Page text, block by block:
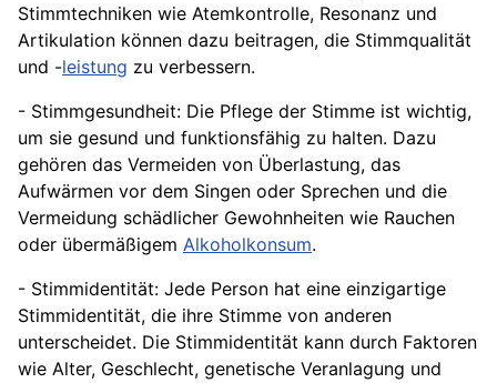
Stimmtechniken wie Atemkontrolle, Resonanz und
Artikulation können dazu beitragen, die Stimmqualität
und -leistung zu verbessern.
- Stimmgesundheit: Die Pflege der Stimme ist wichtig,
um sie gesund und funktionsfähig zu halten. Dazu
gehören das Vermeiden von Überlastung, das
Aufwärmen vor dem Singen oder Sprechen und die
Vermeidung schädlicher Gewohnheiten wie Rauchen
oder übermäßigem Alkoholkonsum.
- Stimmidentität: Jede Person hat eine einzigartige
Stimmidentität, die ihre Stimme von anderen
unterscheidet. Die Stimmidentität kann durch Faktoren
wie Alter, Geschlecht, genetische Veranlagung und